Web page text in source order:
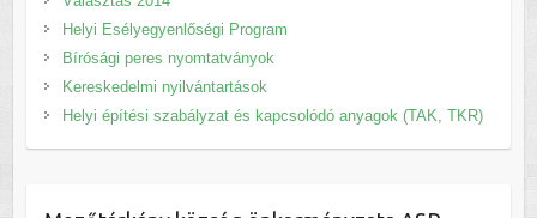
Helyi Esélyegyenlőségi Program
Bírósági peres nyomtatványok
Kereskedelmi nyilvántartások
Helyi építési szabályzat és kapcsolódó anyagok (TAK, TKR)